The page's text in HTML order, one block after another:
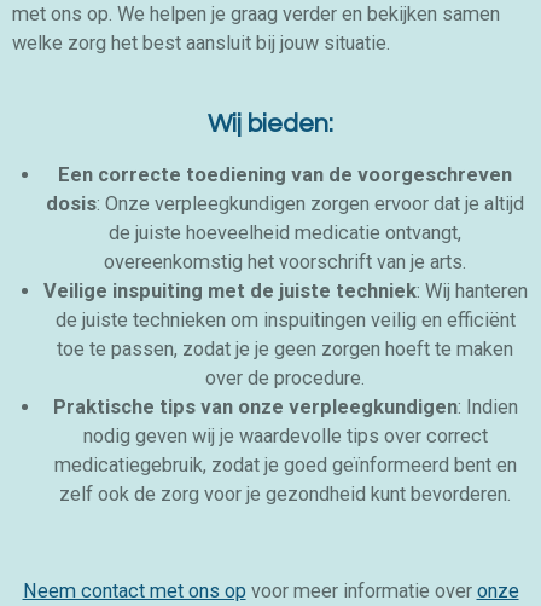
met ons op. We helpen je graag verder en bekijken samen
welke zorg het best aansluit bij jouw situatie.
Wij bieden:
Een correcte toediening van de voorgeschreven
dosis: Onze verpleegkundigen zorgen ervoor dat je altijd
de juiste hoeveelheid medicatie ontvangt,
overeenkomstig het voorschrift van je arts.
Veilige inspuiting met de juiste techniek: Wij hanteren
de juiste technieken om inspuitingen veilig en efficiënt
toe te passen, zodat je je geen zorgen hoeft te maken
over de procedure.
Praktische tips van onze verpleegkundigen: Indien
nodig geven wij je waardevolle tips over correct
medicatiegebruik, zodat je goed geïnformeerd bent en
zelf ook de zorg voor je gezondheid kunt bevorderen.
Neem contact met ons op voor meer informatie over onze